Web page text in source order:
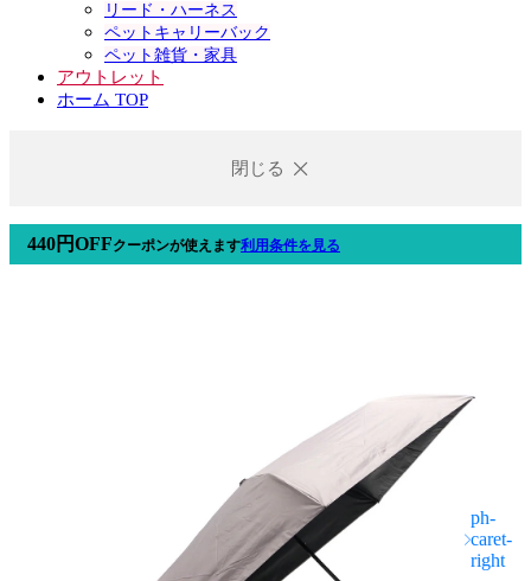
リード・ハーネス
ペットキャリーバック
ペット雑貨・家具
アウトレット
ホーム TOP
閉じる
440円OFFクーポンが使えます利用条件を見る